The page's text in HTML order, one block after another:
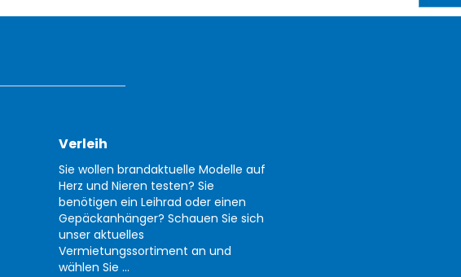
Verleih
Sie wollen brandaktuelle Modelle auf
Herz und Nieren testen? Sie
benötigen ein Leihrad oder einen
Gepäckanhänger? Schauen Sie sich
unser aktuelles
Vermietungssortiment an und
wählen Sie ...